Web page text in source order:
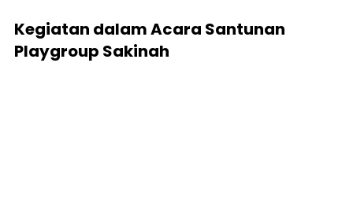
Kegiatan dalam Acara Santunan
Playgroup Sakinah